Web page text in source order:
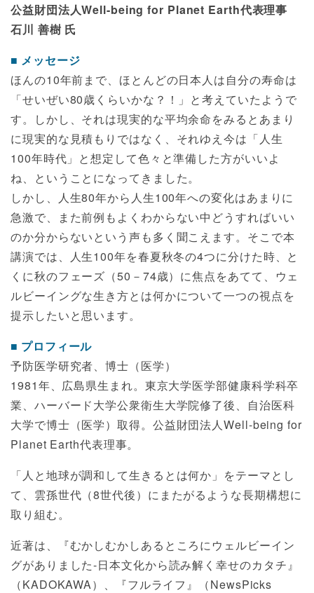
公益財団法人Well-being for Planet Earth代表理事
石川 善樹 氏
メッセージ
ほんの10年前まで、ほとんどの日本人は自分の寿命は
「せいぜい80歳くらいかな？！」と考えていたようで
す。しかし、それは現実的な平均余命をみるとあまり
に現実的な見積もりではなく、それゆえ今は「人生
100年時代」と想定して色々と準備した方がいいよ
ね、ということになってきました。
しかし、人生80年から人生100年への変化はあまりに
急激で、また前例もよくわからない中どうすればいい
のか分からないという声も多く聞こえます。そこで本
講演では、人生100年を春夏秋冬の4つに分けた時、と
くに秋のフェーズ（50－74歳）に焦点をあてて、ウェ
ルビーイングな生き方とは何かについて一つの視点を
提示したいと思います。
プロフィール
予防医学研究者、博士（医学）
1981年、広島県生まれ。東京大学医学部健康科学科卒
業、ハーバード大学公衆衛生大学院修了後、自治医科
大学で博士（医学）取得。公益財団法人Well-being for
Planet Earth代表理事。
「人と地球が調和して生きるとは何か」をテーマとし
て、雲孫世代（8世代後）にまたがるような長期構想に
取り組む。
近著は、『むかしむかしあるところにウェルビーイン
グがありました-日本文化から読み解く幸せのカタチ』
（KADOKAWA）、『フルライフ』（NewsPicks